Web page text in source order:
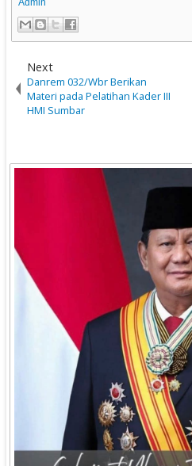
Admin
Next
Danrem 032/Wbr Berikan
Materi pada Pelatihan Kader III
HMI Sumbar